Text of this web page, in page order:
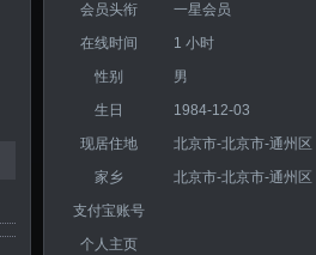
会员头衔
一星会员
在线时间
1 小时
性别
男
生日
1984-12-03
现居住地
北京市-北京市-通州区
家乡
北京市-北京市-通州区
支付宝账号
个人主页